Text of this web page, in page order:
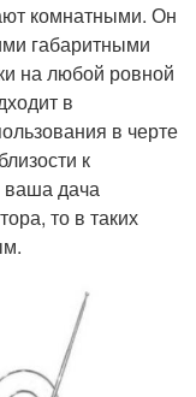
комнатными. Он
габаритными
на любой ровной
в
в черте
к
ваша дача
то в таких